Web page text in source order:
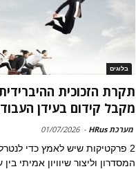
בלוגים
תקרת הזכוכית
מקבל קידום בעידן
מערכת HRus -
01/07/2026
2 פרקטיקות שיש לאמץ כדי
המסדרון וליצור שיוויון אמיתי